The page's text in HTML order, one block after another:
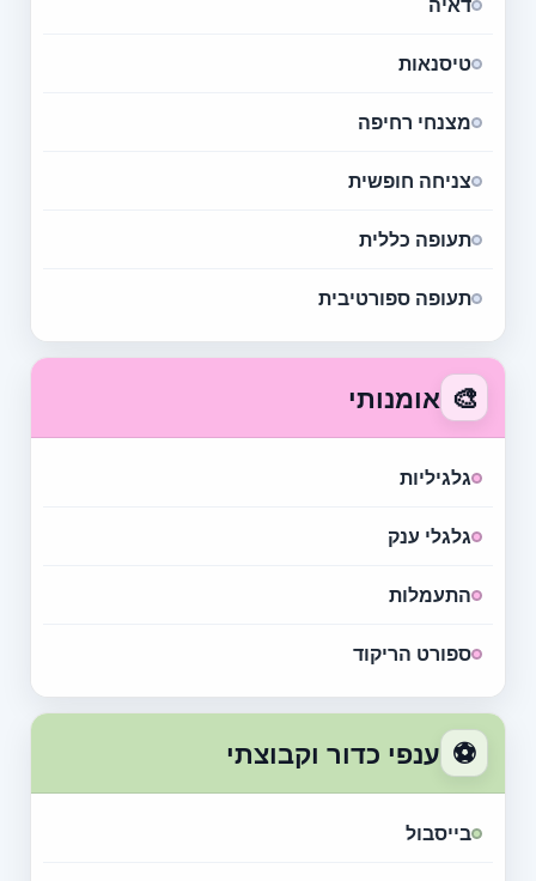
דאיה
טיסנאות
מצנחי רחיפה
צניחה חופשית
תעופה כללית
תעופה ספורטיבית
🎨 אומנותי
גלגיליות
גלגלי ענק
התעמלות
ספורט הריקוד
⚽ ענפי כדור וקבוצתי
בייסבול